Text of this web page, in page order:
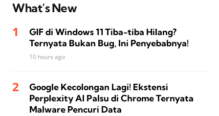
What’s New
GIF di Windows 11 Tiba-tiba Hilang?
Ternyata Bukan Bug, Ini Penyebabnya!
10 hours ago
Google Kecolongan Lagi! Ekstensi
Perplexity AI Palsu di Chrome Ternyata
Malware Pencuri Data